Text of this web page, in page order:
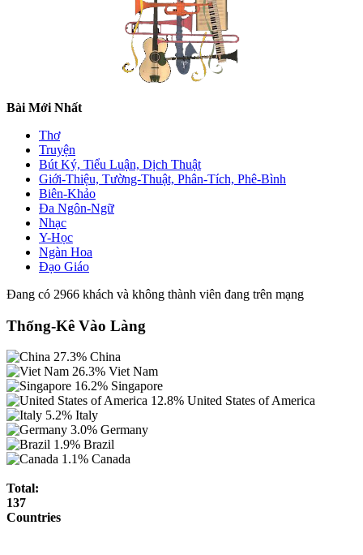
Bài Mới Nhất
Thơ
Truyện
Bút Ký, Tiểu Luận, Dịch Thuật
Giới-Thiệu, Tường-Thuật, Phân-Tích, Phê-Bình
Biên-Khảo
Đa Ngôn-Ngữ
Nhạc
Y-Học
Ngàn Hoa
Đạo Giáo
Đang có 2966 khách và không thành viên đang trên mạng
Thống-Kê Vào Làng
27.3% China
26.3% Viet Nam
16.2% Singapore
12.8% United States of America
5.2% Italy
3.0% Germany
1.9% Brazil
1.1% Canada
Total:
137
Countries